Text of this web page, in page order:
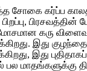
சோகை கர்ப்ப
மோசமான கரு
இது
இது
பல மாதங்களுக்கு